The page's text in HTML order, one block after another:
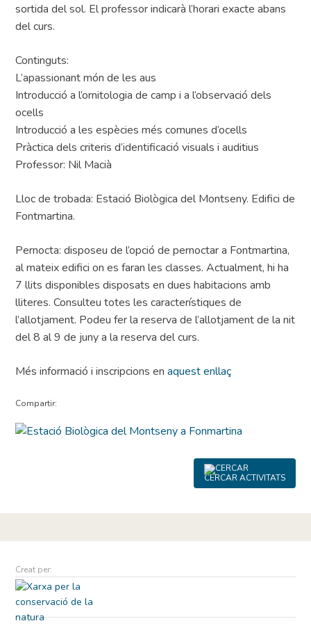
sortida del sol. El professor indicarà l’horari exacte abans
del curs.
Continguts:
L’apassionant món de les aus
Introducció a l’ornitologia de camp i a l’observació dels
ocells
Introducció a les espècies més comunes d’ocells
Pràctica dels criteris d’identificació visuals i auditius
Professor: Nil Macià
Lloc de trobada: Estació Biològica del Montseny. Edifici de
Fontmartina.
Pernocta: disposeu de l’opció de pernoctar a Fontmartina,
al mateix edifici on es faran les classes. Actualment, hi ha
7 llits disponibles disposats en dues habitacions amb
lliteres. Consulteu totes les característiques de
l’allotjament. Podeu fer la reserva de l’allotjament de la nit
del 8 al 9 de juny a la reserva del curs.
Més informació i inscripcions enaquest enllaç
Compartir:
CERCAR ACTIVITATS
Creat per: